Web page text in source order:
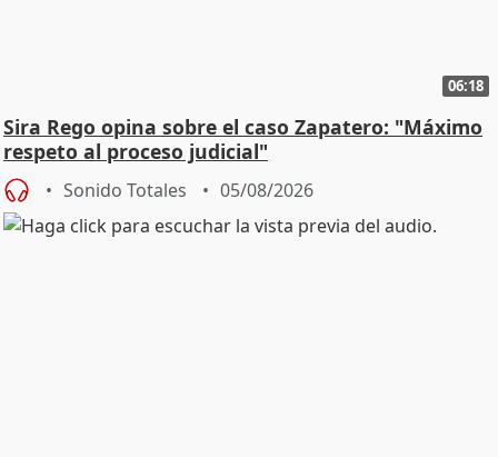
06:18
Sira Rego opina sobre el caso Zapatero: "Máximo
respeto al proceso judicial"
Sonido Totales 05/08/2026